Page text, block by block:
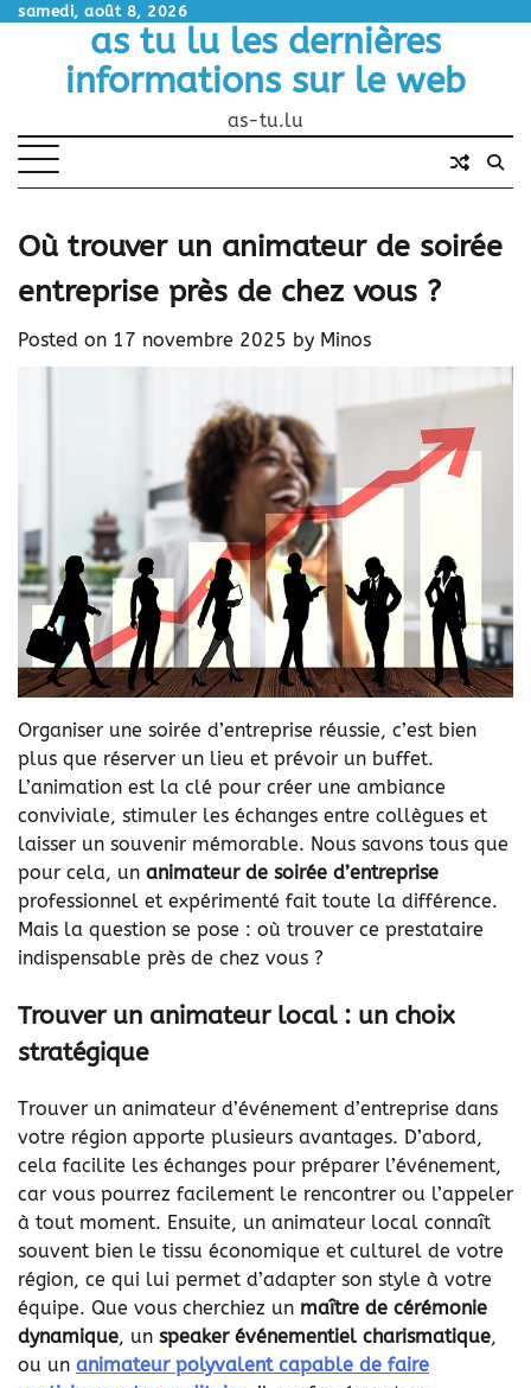
Skipsamedi, août 8, 2026
as tu lu les dernières
informations sur le web
as-tu.lu
Où trouver un animateur de soirée
entreprise près de chez vous ?
Posted on 17 novembre 2025 by Minos
Organiser une soirée d’entreprise réussie, c’est bien
plus que réserver un lieu et prévoir un buffet.
L’animation est la clé pour créer une ambiance
conviviale, stimuler les échanges entre collègues et
laisser un souvenir mémorable. Nous savons tous que
pour cela, un animateur de soirée d’entreprise
professionnel et expérimenté fait toute la différence.
Mais la question se pose : où trouver ce prestataire
indispensable près de chez vous ?
Trouver un animateur local : un choix
stratégique
Trouver un animateur d’événement d’entreprise dans
votre région apporte plusieurs avantages. D’abord,
cela facilite les échanges pour préparer l’événement,
car vous pourrez facilement le rencontrer ou l’appeler
à tout moment. Ensuite, un animateur local connaît
souvent bien le tissu économique et culturel de votre
région, ce qui lui permet d’adapter son style à votre
équipe. Que vous cherchiez un maître de cérémonie
dynamique, un speaker événementiel charismatique,
ou un animateur polyvalent capable de faire